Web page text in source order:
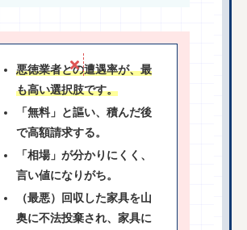
悪徳業者との遭遇率が、最
も高い選択肢です。
「無料」と謳い、積んだ後
で高額請求する。
「相場」が分かりにくく、
言い値になりがち。
（最悪）回収した家具を山
奥に不法投棄され、家具に